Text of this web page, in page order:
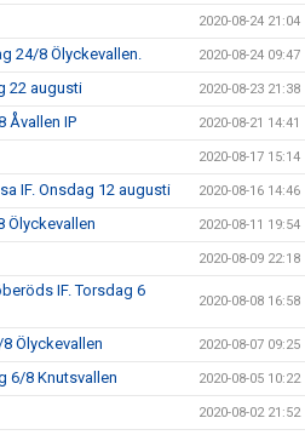
2020-08-24 21:04
24/8 Ölyckevallen. 2020-08-24 09:47
22 augusti 2020-08-23 21:38
Åvallen IP 2020-08-21 14:41
2020-08-17 15:14
IF. Onsdag 12 augusti 2020-08-16 14:46
Ölyckevallen 2020-08-11 19:54
2020-08-09 22:18
IF. Torsdag 6
2020-08-08 16:58
Ölyckevallen 2020-08-07 09:25
6/8 Knutsvallen 2020-08-05 10:22
2020-08-02 21:52